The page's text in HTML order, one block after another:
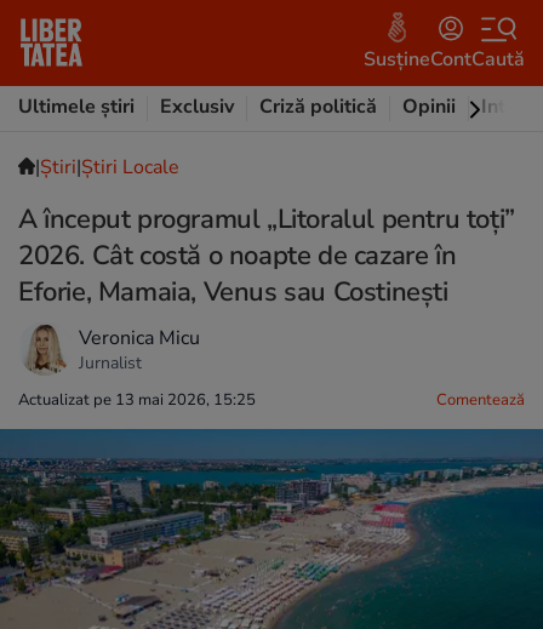
SusțineContCaută
Ultimele știri
Exclusiv Criză politică Opinii
|Ştiri|Știri Locale
A început programul „Litoralul pentru toţi”
2026. Cât costă o noapte de cazare în
Eforie, Mamaia, Venus sau Costinești
Veronica Micu
Jurnalist
Actualizat pe 13 mai 2026, 15:25 Comentează